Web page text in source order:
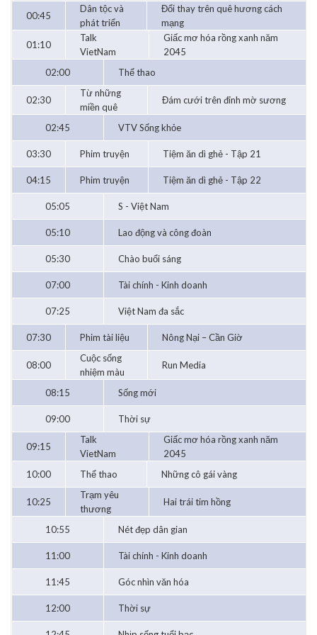
00:45
Dân tộc và
phát triển
Đổi thay trên quê hương cách
mạng
01:10
Talk
VietNam
Giấc mơ hóa rồng xanh năm
2045
02:00
Thể thao
02:30
Từ những
miền quê
Đám cưới trên đỉnh mờ sương
02:45 VTV Sống khỏe
03:30 Phim truyện Tiệm ăn dì ghẻ - Tập 21
04:15 Phim truyện Tiệm ăn dì ghẻ - Tập 22
05:05 S - Việt Nam
05:10 Lao động và công đoàn
05:30 Chào buổi sáng
07:00 Tài chính - Kinh doanh
07:25 Việt Nam đa sắc
07:30 Phim tài liệu Nông Nại – Cần Giờ
08:00
Cuộc sống
nhiệm màu
Run Media
08:15 Sống mới
09:00 Thời sự
09:15
Talk
VietNam
Giấc mơ hóa rồng xanh năm
2045
10:00
Thể thao Những cô gái vàng
10:25
Trạm yêu
thương
Hai trái tim hồng
10:55 Nét đẹp dân gian
11:00 Tài chính - Kinh doanh
11:45 Góc nhìn văn hóa
12:00 Thời sự